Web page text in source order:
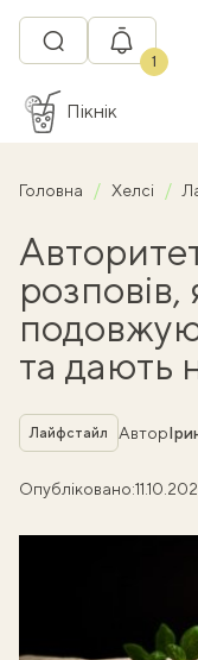
1
Пікнік
Головна Хелсі
розповів,
та дають
Рубрика
Лайфстайл Автор
Опубліковано: